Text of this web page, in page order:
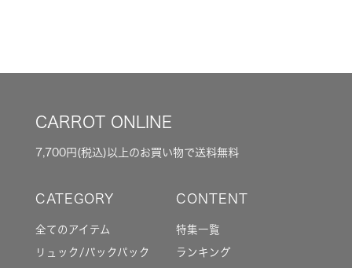
CARROT ONLINE
7,700円(税込)以上のお買い物で送料無料
全てのアイテム
リュック/バックパック
特集一覧
ランキング